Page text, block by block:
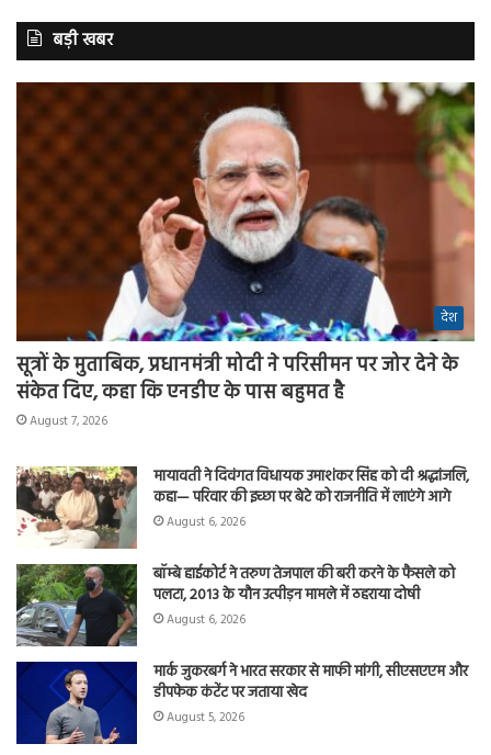
बड़ी खबर
देश
सूत्रों के मुताबिक, प्रधानमंत्री मोदी ने परिसीमन पर जोर देने के
संकेत दिए, कहा कि एनडीए के पास बहुमत है
August 7, 2026
मायावती ने दिवंगत विधायक उमाशंकर सिंह को दी श्रद्धांजलि,
कहा— परिवार की इच्छा पर बेटे को राजनीति में लाएंगे आगे
August 6, 2026
बॉम्बे हाईकोर्ट ने तरुण तेजपाल की बरी करने के फैसले को
पलटा, 2013 के यौन उत्पीड़न मामले में ठहराया दोषी
August 6, 2026
मार्क जुकरबर्ग ने भारत सरकार से माफी मांगी, सीएसएएम और
डीपफेक कंटेंट पर जताया खेद
August 5, 2026